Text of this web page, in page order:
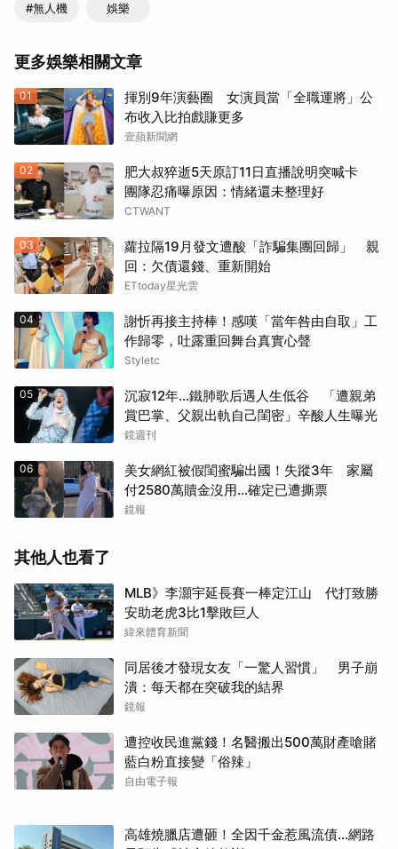
#無人機 娛樂
更多娛樂相關文章
01
揮別9年演藝圈 女演員當「全職運將」公
布收入比拍戲賺更多
壹蘋新聞網
02
肥大叔猝逝5天原訂11日直播說明突喊卡
團隊忍痛曝原因：情緒還未整理好
CTWANT
03
蘿拉隔19月發文遭酸「詐騙集團回歸」 親
回：欠債還錢、重新開始
ETtoday星光雲
04
謝忻再接主持棒！感嘆「當年咎由自取」工
作歸零，吐露重回舞台真實心聲
Styletc
05
沉寂12年…鐵肺歌后遇人生低谷 「遭親弟
賞巴掌、父親出軌自己閨密」辛酸人生曝光
鏡週刊
06
美女網紅被假閨蜜騙出國！失蹤3年 家屬
付2580萬贖金沒用…確定已遭撕票
鏡報
其他人也看了
MLB》李灝宇延長賽一棒定江山 代打致勝
安助老虎3比1擊敗巨人
緯來體育新聞
同居後才發現女友「一驚人習慣」 男子崩
潰：每天都在突破我的結界
鏡報
遭控收民進黨錢！名醫搬出500萬財產嗆賭
藍白粉直接變「俗辣」
自由電子報
高雄燒臘店遭砸！全因千金惹風流債…網路